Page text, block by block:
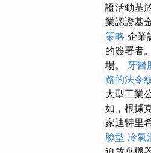
證活動基
業認證基
策略 企業
的簽署者
場。 牙醫
路的法令
大型工業
如，根據
家迪特里
臉型 冷氣